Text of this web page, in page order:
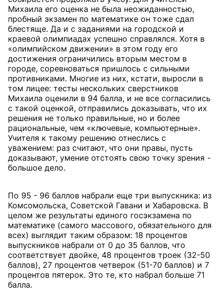
Михаила его оценка не была неожиданностью,
пробный экзамен по математике он тоже сдал
блестяще. Да и с заданиями на городской и
краевой олимпиадах успешно справлялся. Хотя в
«олимпийском движении» в этом году его
достижения ограничились вторым местом в
городе, соревноваться пришлось с сильными
противниками. Многие из них, кстати, выросли в
том лицее: тесты нескольких сверстников
Михаила оценили в 94 балла, и не все согласились
с такой оценкой, отправились доказывать, что их
решения не только правильные, но и более
рациональные, чем «ключевые, компьютерные».
Учителя к такому решению отнеслись с
уважением: раз считают, что они правы, пусть
доказывают, умение отстоять свою точку зрения -
большое дело.
По 95 - 96 баллов набрали еще три выпускника: из
Комсомольска, Советской Гавани и Хабаровска. В
целом же результаты единого госэкзамена по
математике (самого массового, обязательного для
всех) выглядит таким образом: 18 процентов
выпускников набрали от 0 до 35 баллов, что
соответствует двойке, 48 процентов троек (32-50
баллов), 27 процентов четверок (51-70 баллов) и 7
процентов пятерок. Это те, кто набрал больше 71
балла.